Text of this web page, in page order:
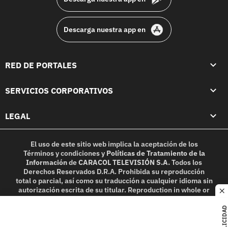
Descarga nuestra app en
RED DE PORTALES
SERVICIOS CORPORATIVOS
LEGAL
El uso de este sitio web implica la aceptación de los
Términos y condicionesy Políticas de Tratamiento de la
InformacióndeCARACOL TELEVISIÓN S.A.Todos los
Derechos Reservados D.R.A. Prohibida su reproducción
total o parcial, así como su traducción a cualquier idioma sin
autorización escrita de su titular. Reproduction in whole or
in part, or translation without written permission is